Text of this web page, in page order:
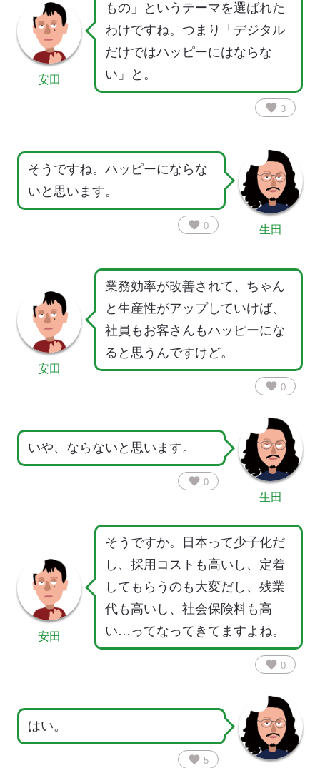
安田
もの」というテーマを選ばれた
わけですね。つまり「デジタル
だけではハッピーにはならな
い」と。
favorite 3
そうですね。ハッピーにならな
いと思います。
favorite 0 生田
安田
業務効率が改善されて、ちゃん
と生産性がアップしていけば、
社員もお客さんもハッピーにな
ると思うんですけど。
favorite 0
いや、ならないと思います。
favorite 0
生田
安田
そうですか。日本って少子化だ
し、採用コストも高いし、定着
してもらうのも大変だし、残業
代も高いし、社会保険料も高
い…ってなってきてますよね。
favorite 0
はい。
favorite 5